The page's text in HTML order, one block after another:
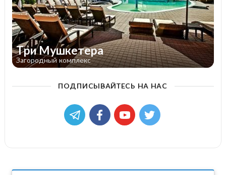
Три Мушкетера
Загородный комплекс
ПОДПИСЫВАЙТЕСЬ НА НАС